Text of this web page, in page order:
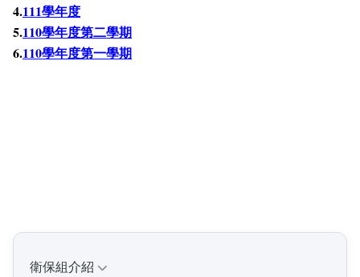
衛保組介紹
4.111學年度
5.110學年度第二學期
6.110學年度第一學期